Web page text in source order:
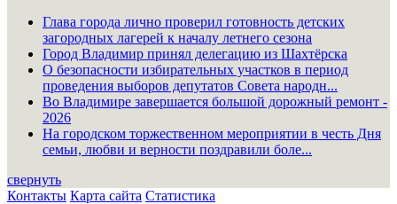
Глава города лично проверил готовность детских
загородных лагерей к началу летнего сезона
Город Владимир принял делегацию из Шахтёрска
О безопасности избирательных участков в период
проведения выборов депутатов Совета народн...
Во Владимире завершается большой дорожный ремонт -
2026
На городском торжественном мероприятии в честь Дня
семьи, любви и верности поздравили боле...
свернуть
Контакты Карта сайта Статистика